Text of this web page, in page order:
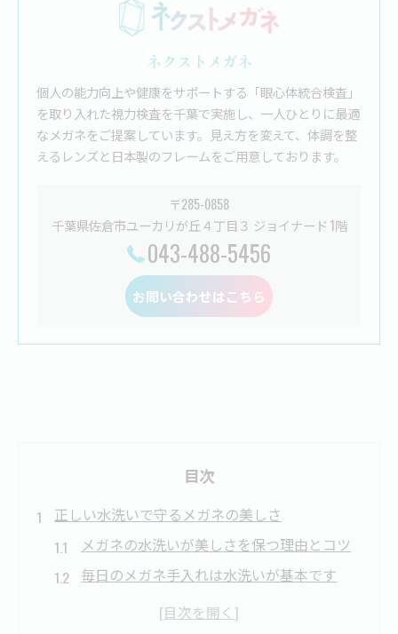
ネクストメガネ
個人の能力向上や健康をサポートする「眼心体統合検査」
を取り入れた視力検査を千葉で実施し、一人ひとりに最適
なメガネをご提案しています。見え方を変えて、体調を整
えるレンズと日本製のフレームをご用意しております。
〒285-0858
千葉県佐倉市ユーカリが丘４丁目３ ジョイナード 1階
043-488-5456
お問い合わせはこちら
目次
正しい水洗いで守るメガネの美しさ
メガネの水洗いが美しさを保つ理由とコツ
毎日のメガネ手入れは水洗いが基本です
汗や皮脂を落とすメガネ洗い方のポイント